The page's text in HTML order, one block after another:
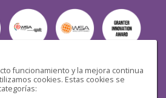
funcionamiento y la mejora continua
cookies. Estas cookies se
Seguridad